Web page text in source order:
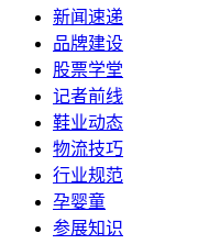
新闻速递
品牌建设
股票学堂
记者前线
鞋业动态
物流技巧
行业规范
孕婴童
参展知识